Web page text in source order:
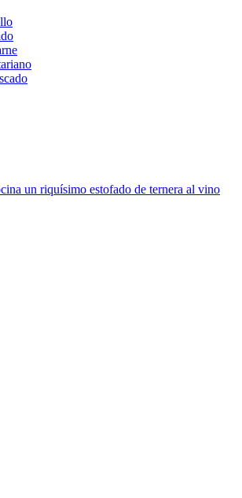
un riquísimo estofado de ternera al vino